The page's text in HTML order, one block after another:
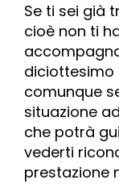
Se ti sei già
cioè non ti
diciottesimo
comunque
situazione
che potrà
vederti
prestazione